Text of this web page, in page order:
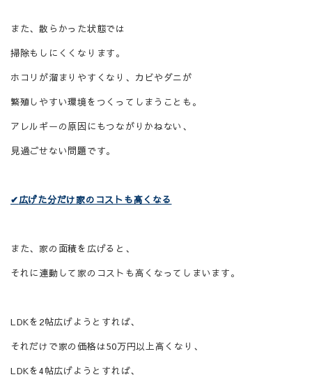
また、散らかった状態では
掃除もしにくくなります。
ホコリが溜まりやすくなり、カビやダニが
繁殖しやすい環境をつくってしまうことも。
アレルギーの原因にもつながりかねない、
見過ごせない問題です。
✔広げた分だけ家のコストも高くなる
また、家の面積を広げると、
それに連動して家のコストも高くなってしまいます。
LDKを 2帖広げようとすれば、
それだけで家の価格は50万円以上高くなり、
LDKを4帖広げようとすれば、